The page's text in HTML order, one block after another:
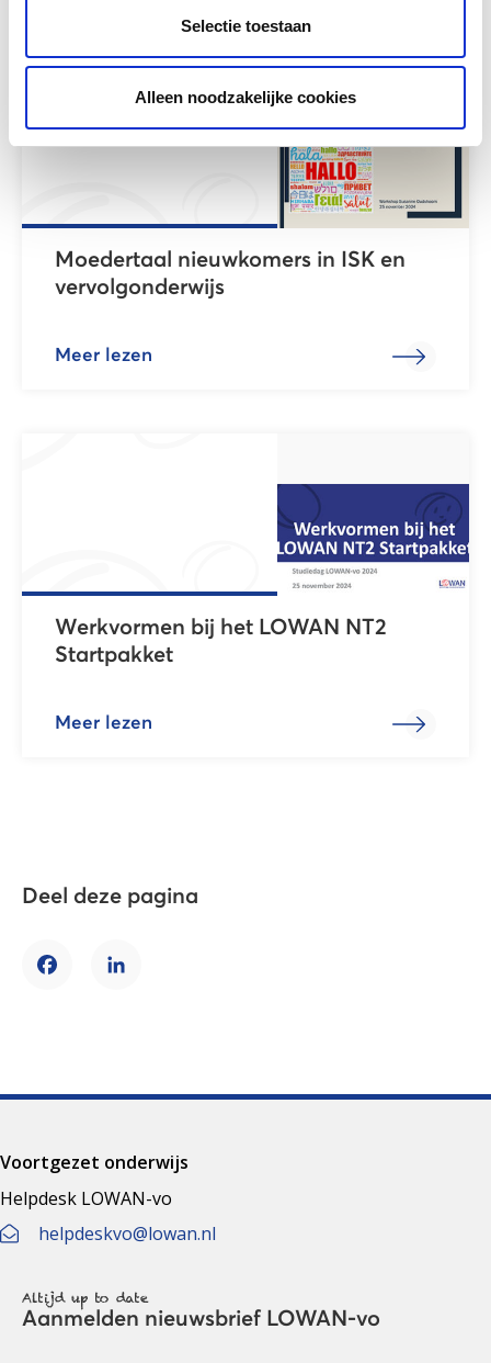
Selectie toestaan
Alleen noodzakelijke cookies
Moedertaal nieuwkomers in ISK en
vervolgonderwijs
Meer lezen
Werkvormen bij het LOWAN NT2
Startpakket
Meer lezen
Deel deze pagina
FacebookLinkedIn
Voortgezet onderwijs
Helpdesk LOWAN-vo
helpdeskvo@lowan.nl
Altijd up to date
Aanmelden nieuwsbrief LOWAN-vo